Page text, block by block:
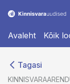
Avaleht Kõik
Tagasi